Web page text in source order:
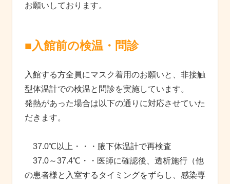
お願いしております。
■入館前の検温・問診
入館する方全員にマスク着用のお願いと、非接触
型体温計での検温と問診を実施しています。
発熱があった場合は以下の通りに対応させていた
だきます。
37.0℃以上・・・腋下体温計で再検査
37.0～37.4℃・・医師に確認後、透析施行（他
の患者様と入室するタイミングをずらし、感染専